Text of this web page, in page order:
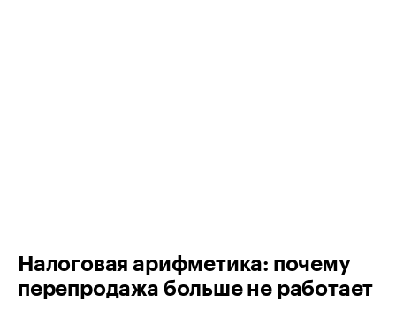
Налоговая арифметика: почему
перепродажа больше не работает